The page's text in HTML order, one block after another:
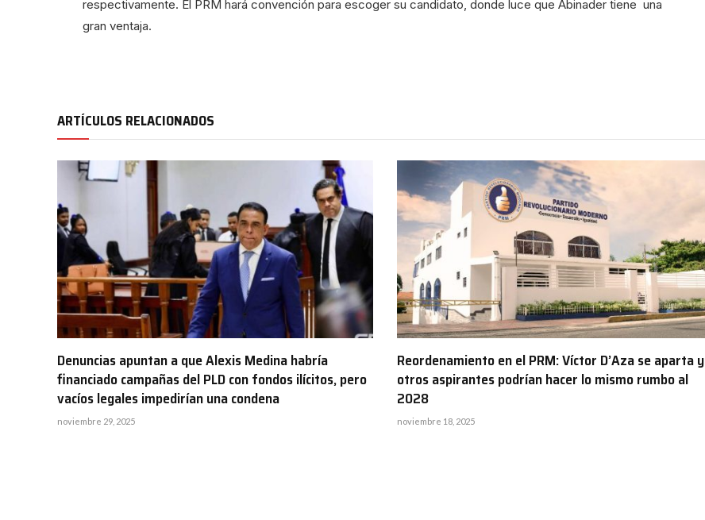
respectivamente. El PRM hará convención para escoger su candidato, donde luce que Abinader tiene una
gran ventaja.
ARTÍCULOS RELACIONADOS
Denuncias apuntan a que Alexis Medina habría
financiado campañas del PLD con fondos ilícitos, pero
vacíos legales impedirían una condena
noviembre 29, 2025
Reordenamiento en el PRM: Víctor D’Aza se aparta y
otros aspirantes podrían hacer lo mismo rumbo al
2028
noviembre 18, 2025